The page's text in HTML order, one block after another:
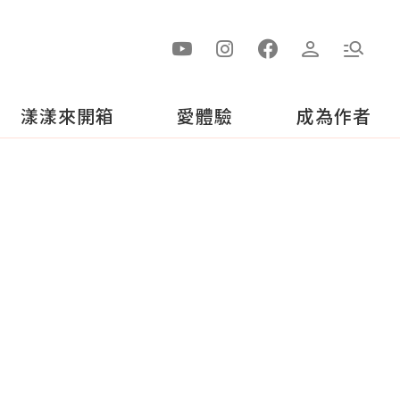
漾漾來開箱 愛體驗 成為作者